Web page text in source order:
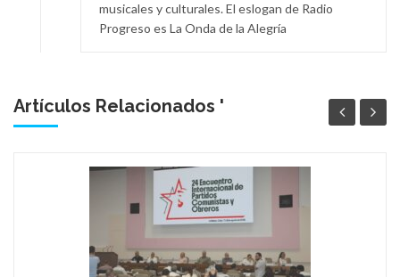
musicales y culturales. El eslogan de Radio
Progreso es La Onda de la Alegría
Artículos Relacionados '